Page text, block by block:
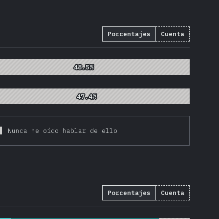
Porcentajes Cuenta
48.5%
48.5%
47.4%
47.4%
Nunca he oído hablar de ello
Porcentajes Cuenta